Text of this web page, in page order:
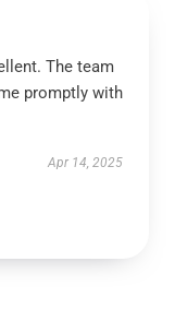
The team
promptly with
Apr 14, 2025